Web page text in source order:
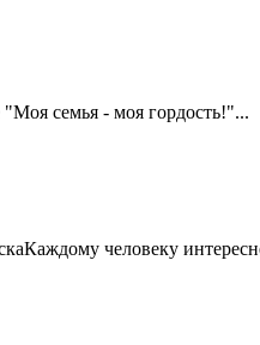
семья - моя гордость!"...
человеку